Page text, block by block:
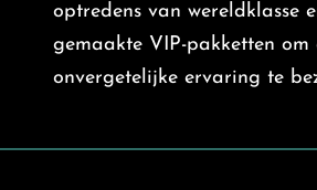
optredens van wereldklasse
gemaakte VIP-pakketten om
onvergetelijke ervaring te